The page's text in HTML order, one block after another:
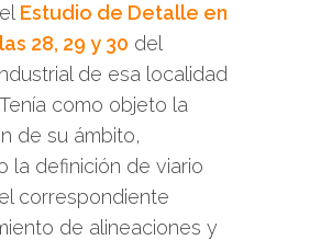
Estudio de Detalle en
28, 29 y 30 del
de esa localidad
como objeto la
de su ámbito,
la definición de viario
correspondiente
de alineaciones y